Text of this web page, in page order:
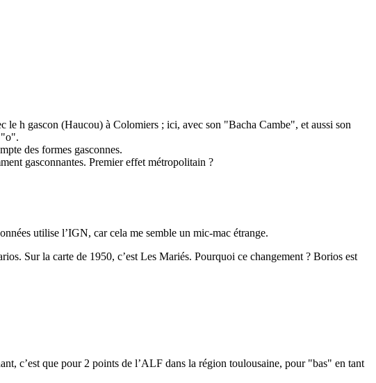
le h gascon (Haucou) à Colomiers ; ici, avec son "Bacha Cambe", et aussi son
"o".
des formes gasconnes.
gasconnantes. Premier effet métropolitain ?
utilise l’IGN, car cela me semble un mic-mac étrange.
Sur la carte de 1950, c’est Les Mariés. Pourquoi ce changement ? Borios est
c’est que pour 2 points de l’ALF dans la région toulousaine, pour "bas" en tant